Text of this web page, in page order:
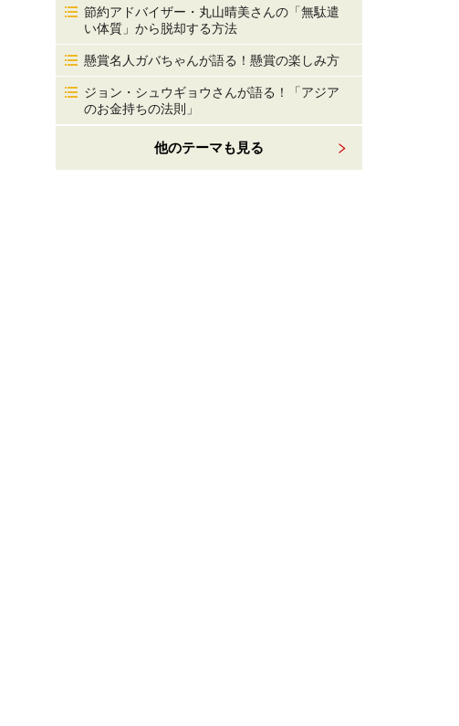
節約アドバイザー・丸山晴美さんの「無駄遣
い体質」から脱却する方法
懸賞名人ガバちゃんが語る！懸賞の楽しみ方
ジョン・シュウギョウさんが語る！「アジア
のお金持ちの法則」
他のテーマも見る